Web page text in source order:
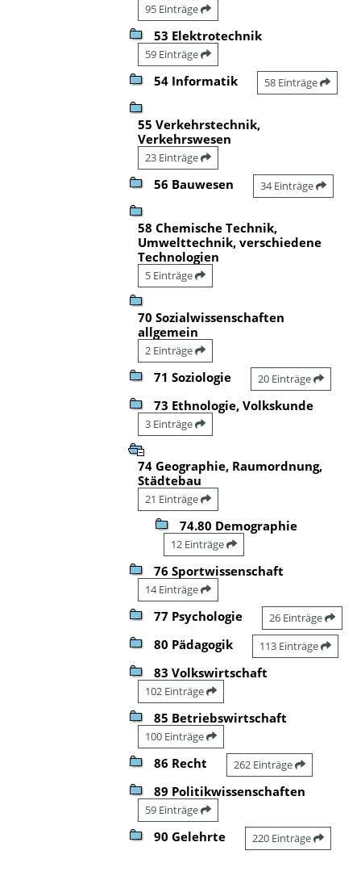
95 Einträge
53 Elektrotechnik
59 Einträge
54 Informatik 58 Einträge
55 Verkehrstechnik,
Verkehrswesen
23 Einträge
56 Bauwesen 34 Einträge
58 Chemische Technik,
Umwelttechnik, verschiedene
Technologien
5 Einträge
70 Sozialwissenschaften
allgemein
2 Einträge
71 Soziologie 20 Einträge
73 Ethnologie, Volkskunde
3 Einträge
74 Geographie, Raumordnung,
Städtebau
21 Einträge
74.80 Demographie
12 Einträge
76 Sportwissenschaft
14 Einträge
77 Psychologie 26 Einträge
80 Pädagogik 113 Einträge
83 Volkswirtschaft
102 Einträge
85 Betriebswirtschaft
100 Einträge
86 Recht 262 Einträge
89 Politikwissenschaften
59 Einträge
90 Gelehrte 220 Einträge